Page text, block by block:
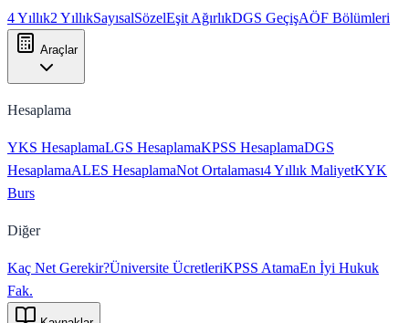
4 Yıllık2 YıllıkSayısalSözelEşit AğırlıkDGS GeçişAÖF Bölümleri
Araçlar
Hesaplama
YKS HesaplamaLGS HesaplamaKPSS HesaplamaDGS
HesaplamaALES HesaplamaNot Ortalaması4 Yıllık MaliyetKYK
Burs
Diğer
Kaç Net Gerekir?Üniversite ÜcretleriKPSS AtamaEn İyi Hukuk
Fak.